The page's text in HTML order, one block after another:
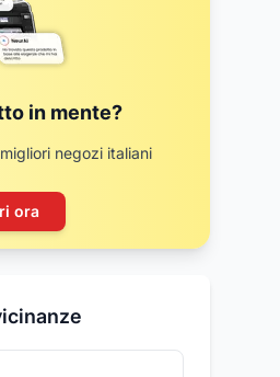
in mente?
negozi italiani
ora